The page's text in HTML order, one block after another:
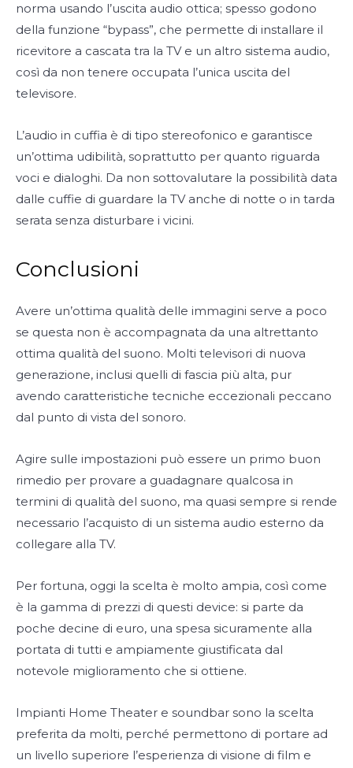
norma usando l’uscita audio ottica; spesso godono
della funzione “bypass”, che permette di installare il
ricevitore a cascata tra la TV e un altro sistema audio,
così da non tenere occupata l’unica uscita del
televisore.
L’audio in cuffia è di tipo stereofonico e garantisce
un’ottima udibilità, soprattutto per quanto riguarda
voci e dialoghi. Da non sottovalutare la possibilità data
dalle cuffie di guardare la TV anche di notte o in tarda
serata senza disturbare i vicini.
Conclusioni
Avere un’ottima qualità delle immagini serve a poco
se questa non è accompagnata da una altrettanto
ottima qualità del suono. Molti televisori di nuova
generazione, inclusi quelli di fascia più alta, pur
avendo caratteristiche tecniche eccezionali peccano
dal punto di vista del sonoro.
Agire sulle impostazioni può essere un primo buon
rimedio per provare a guadagnare qualcosa in
termini di qualità del suono, ma quasi sempre si rende
necessario l’acquisto di un sistema audio esterno da
collegare alla TV.
Per fortuna, oggi la scelta è molto ampia, così come
è la gamma di prezzi di questi device: si parte da
poche decine di euro, una spesa sicuramente alla
portata di tutti e ampiamente giustificata dal
notevole miglioramento che si ottiene.
Impianti Home Theater e soundbar sono la scelta
preferita da molti, perché permettono di portare ad
un livello superiore l’esperienza di visione di film e